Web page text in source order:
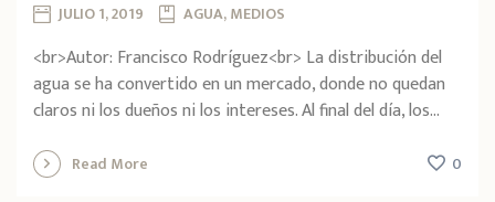
JULIO 1, 2019 AGUA, MEDIOS
<br>Autor: Francisco Rodríguez<br> La distribución del
agua se ha convertido en un mercado, donde no quedan
claros ni los dueños ni los intereses. Al final del día, los...
Read More 0